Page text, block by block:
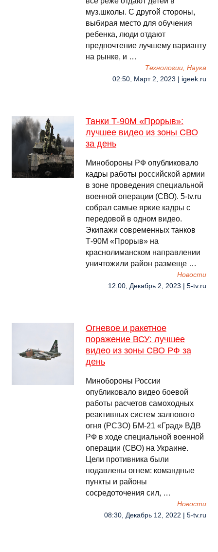
муз.школы. С другой стороны,
выбирая место для обучения
ребенка, люди отдают
предпочтение лучшему варианту
на рынке, и …
Технологии, Наука
02:50, Март 2, 2023 | igeek.ru
Танки Т-90М «Прорыв»:
лучшее видео из зоны СВО
за день
Минобороны РФ опубликовало
кадры работы российской армии
в зоне проведения специальной
военной операции (СВО). 5-tv.ru
собрал самые яркие кадры с
передовой в одном видео.
Экипажи современных танков
Т-90М «Прорыв» на
краснолиманском направлении
уничтожили район размеще …
Новости
12:00, Декабрь 2, 2023 | 5-tv.ru
Огневое и ракетное
поражение ВСУ: лучшее
видео из зоны СВО РФ за
день
Минобороны России
опубликовало видео боевой
работы расчетов самоходных
реактивных систем залпового
огня (РСЗО) БМ-21 «Град» ВДВ
РФ в ходе специальной военной
операции (СВО) на Украине.
Цели противника были
подавлены огнем: командные
пункты и районы
сосредоточения сил, …
Новости
08:30, Декабрь 12, 2022 | 5-tv.ru